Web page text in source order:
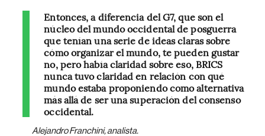
Entonces, a diferencia del G7, que son el
núcleo del mundo occidental de posguerra
que tenían una serie de ideas claras sobre
cómo organizar el mundo, te pueden gustar
no, pero había claridad sobre eso, BRICS
nunca tuvo claridad en relación con qué
mundo estaba proponiendo como alternativa
más allá de ser una superación del consenso
occidental.
Alejandro Franchini, analista.